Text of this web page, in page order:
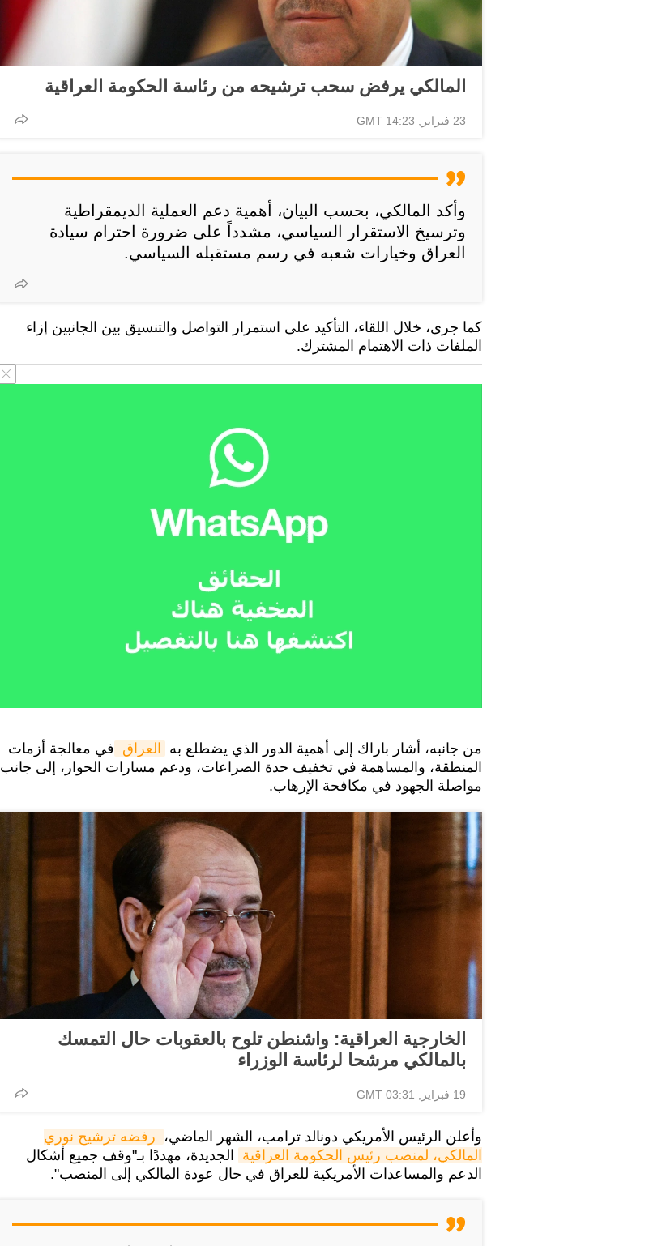
المالكي يرفض سحب ترشيحه من رئاسة الحكومة العراقية
23 فبراير, 14:23 GMT
وأكد المالكي، بحسب البيان، أهمية دعم العملية الديمقراطية
وترسيخ الاستقرار السياسي، مشدداً على ضرورة احترام سيادة
العراق وخيارات شعبه في رسم مستقبله السياسي.
كما جرى، خلال اللقاء، التأكيد على استمرار التواصل والتنسيق بين الجانبين إزاء
الملفات ذات الاهتمام المشترك.
من جانبه، أشار باراك إلى أهمية الدور الذي يضطلع به العراق في معالجة أزمات
المنطقة، والمساهمة في تخفيف حدة الصراعات، ودعم مسارات الحوار، إلى جانب
مواصلة الجهود في مكافحة الإرهاب.
الخارجية العراقية: واشنطن تلوح بالعقوبات حال التمسك
بالمالكي مرشحا لرئاسة الوزراء
19 فبراير, 03:31 GMT
وأعلن الرئيس الأمريكي دونالد ترامب، الشهر الماضي،
المالكي، لمنصب رئيس الحكومة العراقية الجديدة، مهددًا بـ"وقف جميع أشكال
الدعم والمساعدات الأمريكية للعراق في حال عودة المالكي إلى المنصب".